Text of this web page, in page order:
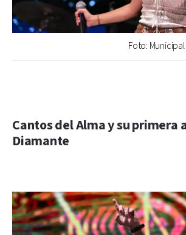
Foto:
Cantos del Alma y su primera
Diamante